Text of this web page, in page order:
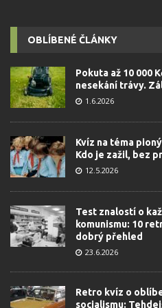
OBLÍBENÉ ČLÁNKY
Pokuta až 10 000
nesekání trávy.
1.6.2026
Kvíz na téma
Kdo je zažil, bez
12.5.2026
Test znalostí o
komunismu: 10
dobrý přehled
23.6.2026
Retro kvíz o
socialismu: